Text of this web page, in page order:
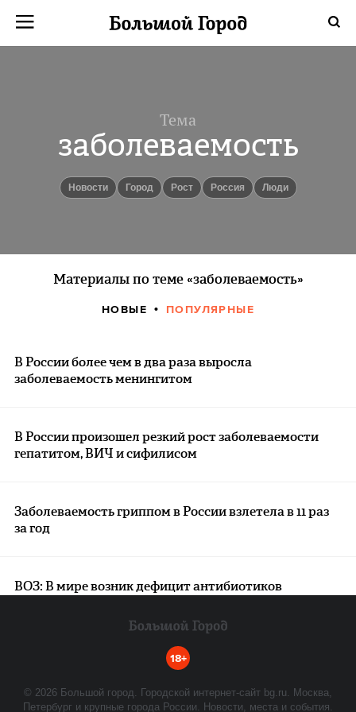
Тема
заболеваемость
новости город Рост Россия люди
Материалы по теме «заболеваемость»
НОВЫЕ ПОПУЛЯРНЫЕ
В России более чем в два раза выросла
заболеваемость менингитом
В России произошел резкий рост заболеваемости
гепатитом, ВИЧ и сифилисом
Заболеваемость гриппом в России взлетела в 11 раз
за год
ВОЗ: В мире возник дефицит антибиотиков
18+
© 2026 Большой город. Городской интернет-сайт bg.ru. Москва,
Петербург и крупные города России. Новости, места и события.